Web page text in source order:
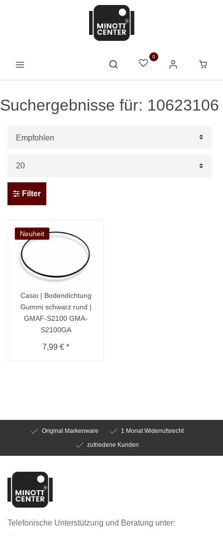
0
Suchergebnisse für: 10623106
Filter
Neuheit
Casio | Bodendichtung
Gummi schwarz rund |
GMAF-S2100 GMA-
S2100GA
7,99 € *
Original Markenware
1 Monat Widerrufsrecht
zufriedene Kunden
Telefonische Unterstützung und Beratung unter: